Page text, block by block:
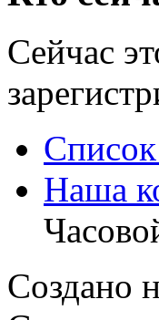
Сейчас
Наша
Создано